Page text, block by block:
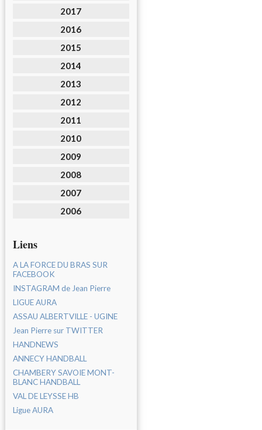
2017
2016
2015
2014
2013
2012
2011
2010
2009
2008
2007
2006
Liens
A LA FORCE DU BRAS SUR
FACEBOOK
INSTAGRAM de Jean Pierre
LIGUE AURA
ASSAU ALBERTVILLE - UGINE
Jean Pierre sur TWITTER
HANDNEWS
ANNECY HANDBALL
CHAMBERY SAVOIE MONT-
BLANC HANDBALL
VAL DE LEYSSE HB
Ligue AURA